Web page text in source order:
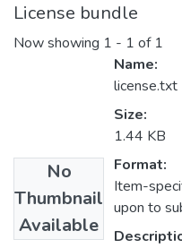
License bundle
Now showing 1 - 1 of 1
No
Thumbnail
Available
Name:
license.txt
Size:
1.44 KB
Format:
Item-
upon to